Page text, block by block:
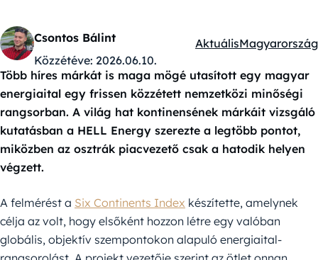
Csontos Bálint
Közzétéve: 2026.06.10.
Kategóriák:
AktuálisMagyarország
Több híres márkát is maga mögé utasított egy magyar
energiaital egy frissen közzétett nemzetközi minőségi
rangsorban. A világ hat kontinensének márkáit vizsgáló
kutatásban a HELL Energy szerezte a legtöbb pontot,
miközben az osztrák piacvezető csak a hatodik helyen
végzett.
A felmérést a Six Continents Index készítette, amelynek
célja az volt, hogy elsőként hozzon létre egy valóban
globális, objektív szempontokon alapuló energiaital-